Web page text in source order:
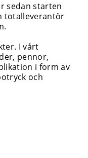
sedan starten
totalleverantör
I vårt
pennor,
i form av
och